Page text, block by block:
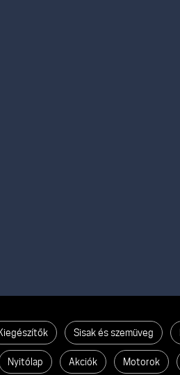
Kiegészítők Sisak és szemüveg
Nyitólap Akciók Motorok